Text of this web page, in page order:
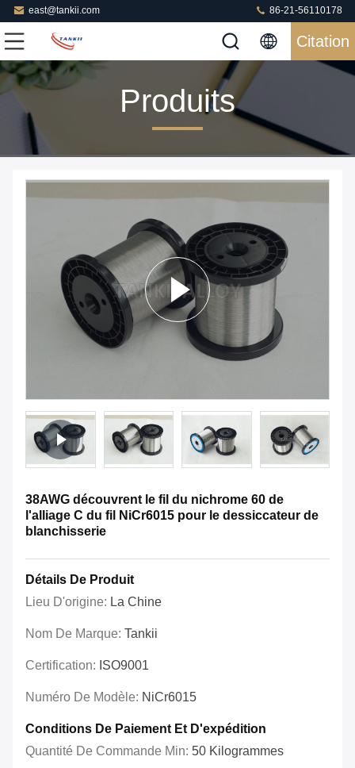
east@tankii.com 86-21-56110178
Citation
Produits
38AWG découvrent le fil du nichrome 60 de
l'alliage C du fil NiCr6015 pour le dessiccateur de
blanchisserie
Détails De Produit
Lieu D'origine: La Chine
Nom De Marque: Tankii
Certification: ISO9001
Numéro De Modèle: NiCr6015
Conditions De Paiement Et D'expédition
Quantité De Commande Min: 50 Kilogrammes